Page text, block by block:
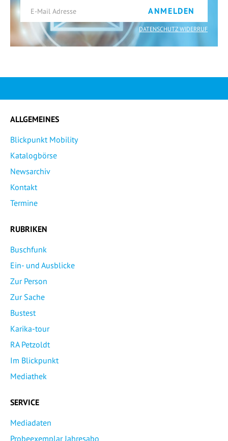
ANMELDEN
DATENSCHUTZ WIDERRUF
ALLGEMEINES
Blickpunkt Mobility
Katalogbörse
Newsarchiv
Kontakt
Termine
RUBRIKEN
Buschfunk
Ein- und Ausblicke
Zur Person
Zur Sache
Bustest
Karika-tour
RA Petzoldt
Im Blickpunkt
Mediathek
SERVICE
Mediadaten
Probeexemplar Jahresabo